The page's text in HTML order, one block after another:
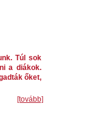
Túl sok
a diákok.
őket,
[tovább]